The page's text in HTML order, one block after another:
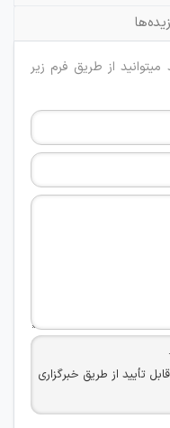
از طریق فرم زیر
تأیید از طریق خبرگزاری